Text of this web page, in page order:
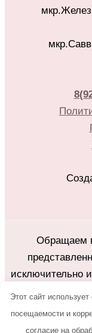
Обращаем
исключительно
каких
Этот сайт
посещаемости и
согласие на